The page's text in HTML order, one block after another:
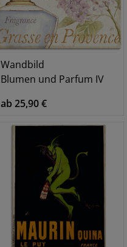
Wandbild
Blumen und Parfum IV
ab 25,90 €